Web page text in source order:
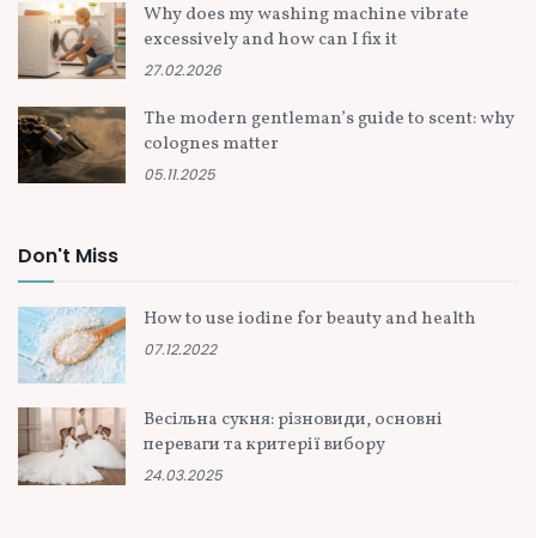
Why does my washing machine vibrate
excessively and how can I fix it
27.02.2026
The modern gentleman’s guide to scent: why
colognes matter
05.11.2025
Don't Miss
How to use iodine for beauty and health
07.12.2022
Весільна сукня: різновиди, основні
переваги та критерії вибору
24.03.2025